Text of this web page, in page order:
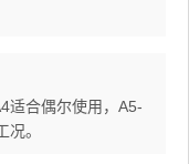
适合偶尔使用，A5-
。